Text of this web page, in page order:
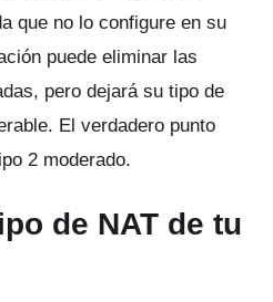
que no lo configure en su
puede eliminar las
pero dejará su tipo de
El verdadero punto
2 moderado.
de NAT de tu